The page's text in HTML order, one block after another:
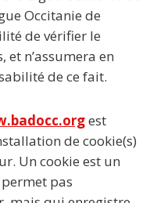
Occitanie de
de vérifier le
et n’assumera en
de ce fait.
est
de cookie(s)
Un cookie est un
pas